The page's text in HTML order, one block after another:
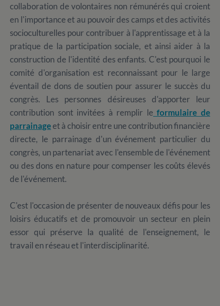
collaboration de volontaires non rémunérés qui croient
en l'importance et au pouvoir des camps et des activités
socioculturelles pour contribuer à l'apprentissage et à la
pratique de la participation sociale, et ainsi aider à la
construction de l'identité des enfants. C'est pourquoi le
comité d'organisation est reconnaissant pour le large
éventail de dons de soutien pour assurer le succès du
congrès. Les personnes désireuses d'apporter leur
contribution sont invitées à remplir le formulaire de
parrainageet à choisir entre une contribution financière
directe, le parrainage d'un événement particulier du
congrès, un partenariat avec l'ensemble de l'événement
ou des dons en nature pour compenser les coûts élevés
de l'événement.
C'est l'occasion de présenter de nouveaux défis pour les
loisirs éducatifs et de promouvoir un secteur en plein
essor qui préserve la qualité de l'enseignement, le
travail en réseau et l'interdisciplinarité.